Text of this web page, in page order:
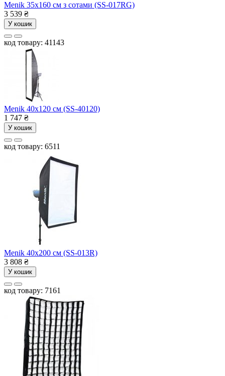
Menik 35x160 см з сотами (SS-017RG)
3 539 ₴
У кошик
код товару: 41143
Menik 40x120 см (SS-40120)
1 747 ₴
У кошик
код товару: 6511
Menik 40x200 см (SS-013R)
3 808 ₴
У кошик
код товару: 7161